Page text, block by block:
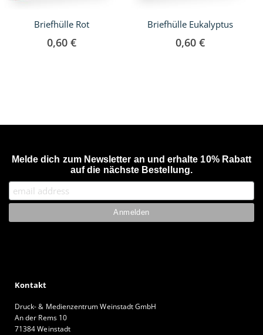
Briefhülle Rot
0,60 €
Briefhülle Eukalyptus
0,60 €
Melde dich zum Newsletter an und erhalte 10% Rabatt
auf die nächste Bestellung.
Kontakt
Druck- & Medienzentrum Weinstadt GmbH
An der Rems 10
71384 Weinstadt